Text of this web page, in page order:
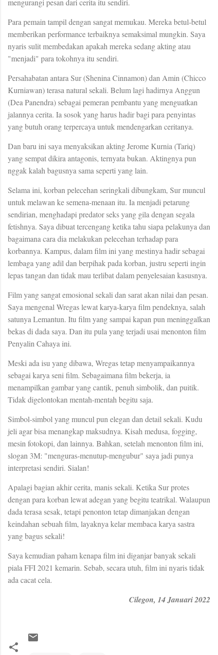
Para pemain tampil dengan sangat memukau. Mereka betul-betul
memberikan performance terbaiknya semaksimal mungkin. Saya
nyaris sulit membedakan apakah mereka sedang akting atau
"menjadi" para tokohnya itu sendiri.
Persahabatan antara Sur (Shenina Cinnamon) dan Amin (Chicco
Kurniawan) terasa natural sekali. Belum lagi hadirnya Anggun
(Dea Panendra) sebagai pemeran pembantu yang menguatkan
jalannya cerita. Ia sosok yang harus hadir bagi para penyintas
yang butuh orang terpercaya untuk mendengarkan ceritanya.
Dan baru ini saya menyaksikan akting Jerome Kurnia (Tariq)
yang sempat dikira antagonis, ternyata bukan. Aktingnya pun
nggak kalah bagusnya sama seperti yang lain.
Selama ini, korban pelecehan seringkali dibungkam, Sur muncul
untuk melawan ke semena-menaan itu. Ia menjadi petarung
sendirian, menghadapi predator seks yang gila dengan segala
fetishnya. Saya dibuat tercengang ketika tahu siapa pelakunya dan
bagaimana cara dia melakukan pelecehan terhadap para
korbannya. Kampus, dalam film ini yang mestinya hadir sebagai
lembaga yang adil dan berpihak pada korban, justru seperti ingin
lepas tangan dan tidak mau terlibat dalam penyelesaian kasusnya.
Film yang sangat emosional sekali dan sarat akan nilai dan pesan.
Saya mengenal Wregas lewat karya-karya film pendeknya, salah
satunya Lemantun. Itu film yang sampai kapan pun meninggalkan
bekas di dada saya. Dan itu pula yang terjadi usai menonton film
Penyalin Cahaya ini.
Meski ada isu yang dibawa, Wregas tetap menyampaikannya
sebagai karya seni film. Sebagaimana film bekerja, ia
menampilkan gambar yang cantik, penuh simbolik, dan puitik.
Tidak digelontokan mentah-mentah begitu saja.
Simbol-simbol yang muncul pun elegan dan detail sekali. Kudu
jeli agar bisa menangkap maksudnya. Kisah medusa, fogging,
mesin fotokopi, dan lainnya. Bahkan, setelah menonton film ini,
slogan 3M: "menguras-menutup-mengubur" saya jadi punya
interpretasi sendiri. Sialan!
Apalagi bagian akhir cerita, manis sekali. Ketika Sur protes
dengan para korban lewat adegan yang begitu teatrikal. Walaupun
dada terasa sesak, tetapi penonton tetap dimanjakan dengan
keindahan sebuah film, layaknya kelar membaca karya sastra
yang bagus sekali!
Saya kemudian paham kenapa film ini diganjar banyak sekali
piala FFI 2021 kemarin. Sebab, secara utuh, film ini nyaris tidak
ada cacat cela.
Cilegon, 14 Januari 2022